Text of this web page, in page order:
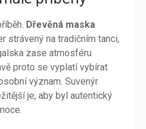
Dřevěná maska
strávený na tradičním tanci,
zase atmosféru
proto se vyplatí vybírat
význam. Suvenýr
je, aby byl autentický